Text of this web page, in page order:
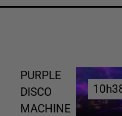
PURPLE
DISCO
MACHINE